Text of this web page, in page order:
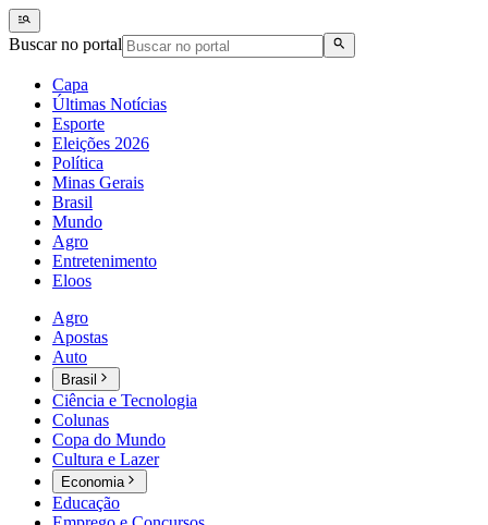
Buscar no portal
Capa
Últimas Notícias
Esporte
Eleições 2026
Política
Minas Gerais
Brasil
Mundo
Agro
Entretenimento
Eloos
Agro
Apostas
Auto
Brasil
Ciência e Tecnologia
Colunas
Copa do Mundo
Cultura e Lazer
Economia
Educação